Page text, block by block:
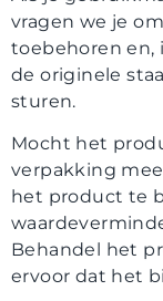
vragen we je
toebehoren en,
de originele
sturen.
Mocht het
verpakking
het product te
Behandel het
ervoor dat het